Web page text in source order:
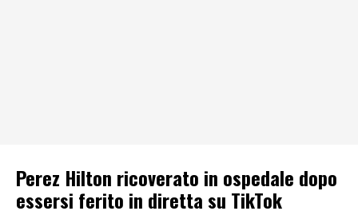
Perez Hilton ricoverato in ospedale dopo
essersi ferito in diretta su TikTok